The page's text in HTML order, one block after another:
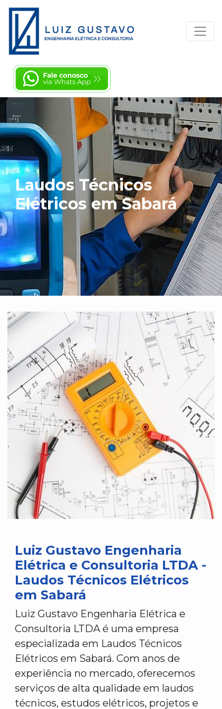
Laudos Técnicos
Elétricos em Sabará
Luiz Gustavo Engenharia
Elétrica e Consultoria LTDA -
Laudos Técnicos Elétricos
em Sabará
Luiz Gustavo Engenharia Elétrica e
Consultoria LTDA é uma empresa
especializada em Laudos Técnicos
Elétricos em Sabará. Com anos de
experiência no mercado, oferecemos
serviços de alta qualidade em laudos
técnicos, estudos elétricos, projetos e